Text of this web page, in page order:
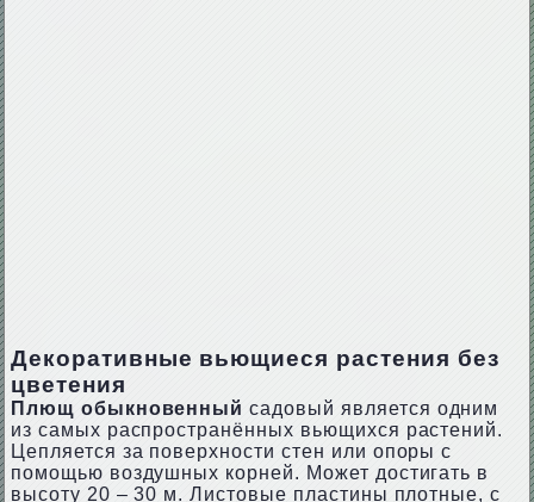
Декоративные вьющиеся растения без
цветения
Плющ обыкновенный садовый является одним
из самых распространённых вьющихся растений.
Цепляется за поверхности стен или опоры с
помощью воздушных корней. Может достигать в
высоту 20 – 30 м. Листовые пластины плотные, с